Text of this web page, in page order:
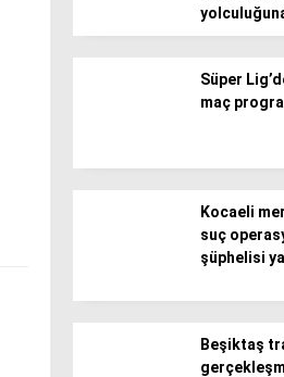
Süper
maç
Kocaeli
suç
şüphelisi
Beşiktaş